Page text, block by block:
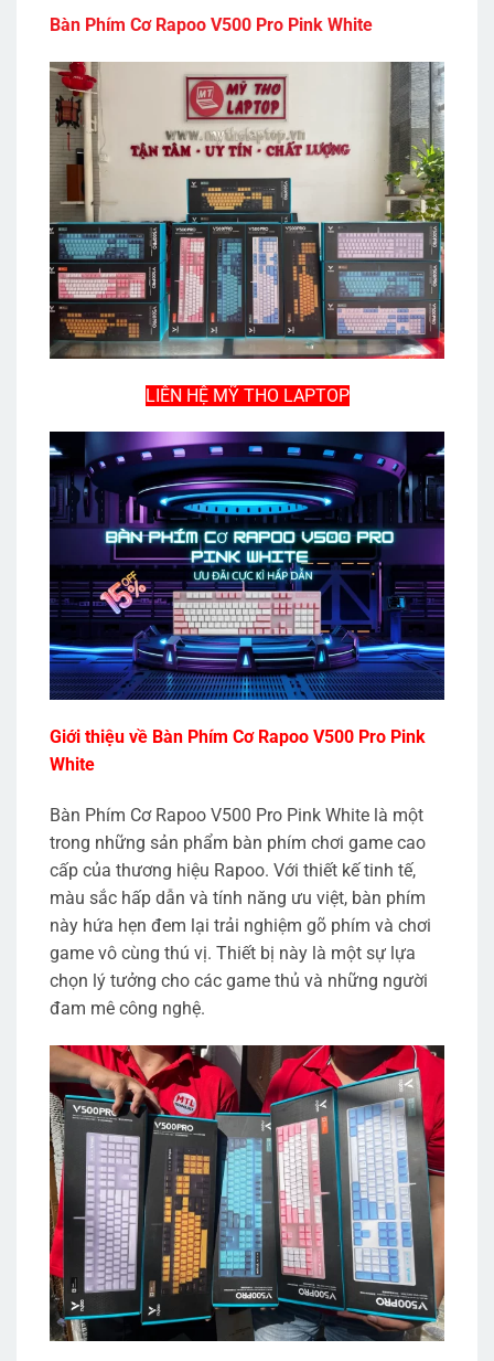
Bàn Phím Cơ Rapoo V500 Pro Pink White
LIÊN HỆ MỸ THO LAPTOP
Giới thiệu về Bàn Phím Cơ Rapoo V500 Pro Pink
White
Bàn Phím Cơ Rapoo V500 Pro Pink White là một
trong những sản phẩm bàn phím chơi game cao
cấp của thương hiệu Rapoo. Với thiết kế tinh tế,
màu sắc hấp dẫn và tính năng ưu việt, bàn phím
này hứa hẹn đem lại trải nghiệm gõ phím và chơi
game vô cùng thú vị. Thiết bị này là một sự lựa
chọn lý tưởng cho các game thủ và những người
đam mê công nghệ.